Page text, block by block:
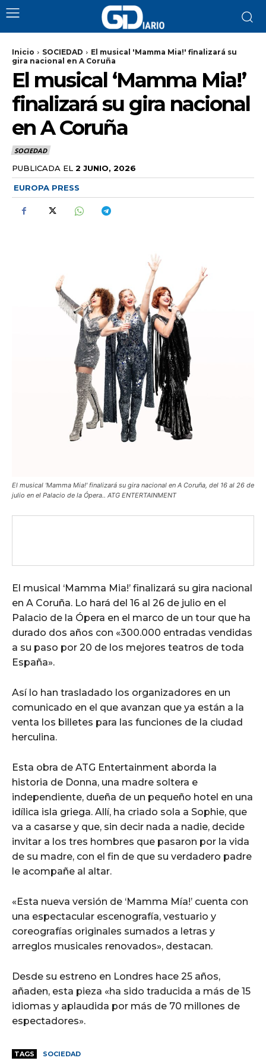
Inicio SOCIEDAD
El musical 'Mamma Mia!' finalizará su
gira nacional en A Coruña
El musical ‘Mamma Mia!’
finalizará su gira nacional
en A Coruña
SOCIEDAD
PUBLICADA EL 2 JUNIO, 2026
EUROPA PRESS
El musical 'Mamma Mia!' finalizará su gira nacional en A Coruña, del 16 al 26 de
julio en el Palacio de la Ópera.. ATG ENTERTAINMENT
El musical ‘Mamma Mia!’ finalizará su gira nacional
en A Coruña. Lo hará del 16 al 26 de julio en el
Palacio de la Ópera en el marco de un tour que ha
durado dos años con «300.000 entradas vendidas
a su paso por 20 de los mejores teatros de toda
España».
Así lo han trasladado los organizadores en un
comunicado en el que avanzan que ya están a la
venta los billetes para las funciones de la ciudad
herculina.
Esta obra de ATG Entertainment aborda la
historia de Donna, una madre soltera e
independiente, dueña de un pequeño hotel en una
idílica isla griega. Allí, ha criado sola a Sophie, que
va a casarse y que, sin decir nada a nadie, decide
invitar a los tres hombres que pasaron por la vida
de su madre, con el fin de que su verdadero padre
le acompañe al altar.
«Esta nueva versión de ‘Mamma Mía!’ cuenta con
una espectacular escenografía, vestuario y
coreografías originales sumados a letras y
arreglos musicales renovados», destacan.
Desde su estreno en Londres hace 25 años,
añaden, esta pieza «ha sido traducida a más de 15
idiomas y aplaudida por más de 70 millones de
espectadores».
TAGS SOCIEDAD